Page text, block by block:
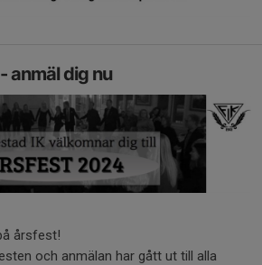
anmäl dig nu
årsfest!
och anmälan har gått ut till alla